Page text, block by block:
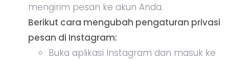
mengirim pesan ke akun Anda.
Berikut cara mengubah pengaturan privasi
pesan di Instagram:
Buka aplikasi Instagram dan masuk ke